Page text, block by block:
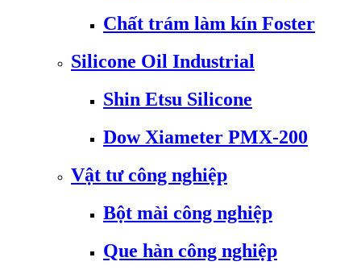
Chất trám làm kín Foster
Silicone Oil Industrial
Shin Etsu Silicone
Dow Xiameter PMX-200
Vật tư công nghiệp
Bột mài công nghiệp
Que hàn công nghiệp